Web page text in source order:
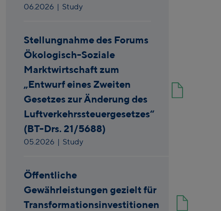
06.2026 | Study
Stellungnahme des Forums
Ökologisch-Soziale
Marktwirtschaft zum
„Entwurf eines Zweiten
Gesetzes zur Änderung des
Luftverkehrssteuergesetzes“
(BT-Drs. 21/5688)
05.2026 | Study
Öffentliche
Gewährleistungen gezielt für
Transformationsinvestitionen